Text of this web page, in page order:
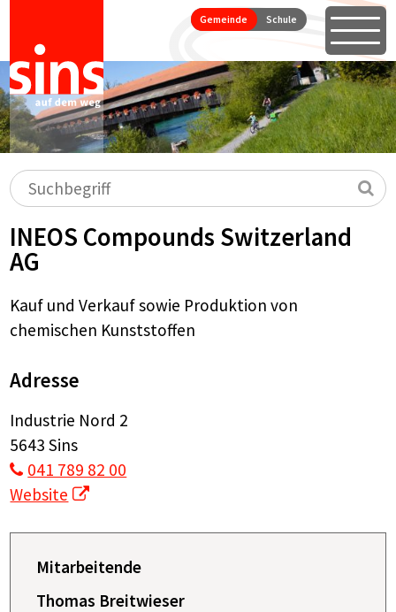
Direkt zum Inhalt springen
Hauptnavigation
Gemeinde Schule
Suchbegriff
INEOS Compounds Switzerland
AG
Kauf und Verkauf sowie Produktion von
chemischen Kunststoffen
Adresse
Industrie Nord 2
5643 Sins
041 789 82 00
Website
Mitarbeitende
Thomas Breitwieser